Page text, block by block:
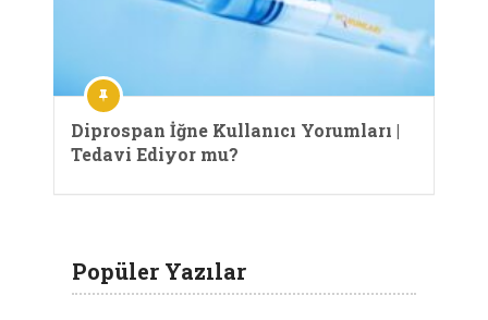
Diprospan İğne Kullanıcı Yorumları |
Tedavi Ediyor mu?
Popüler Yazılar